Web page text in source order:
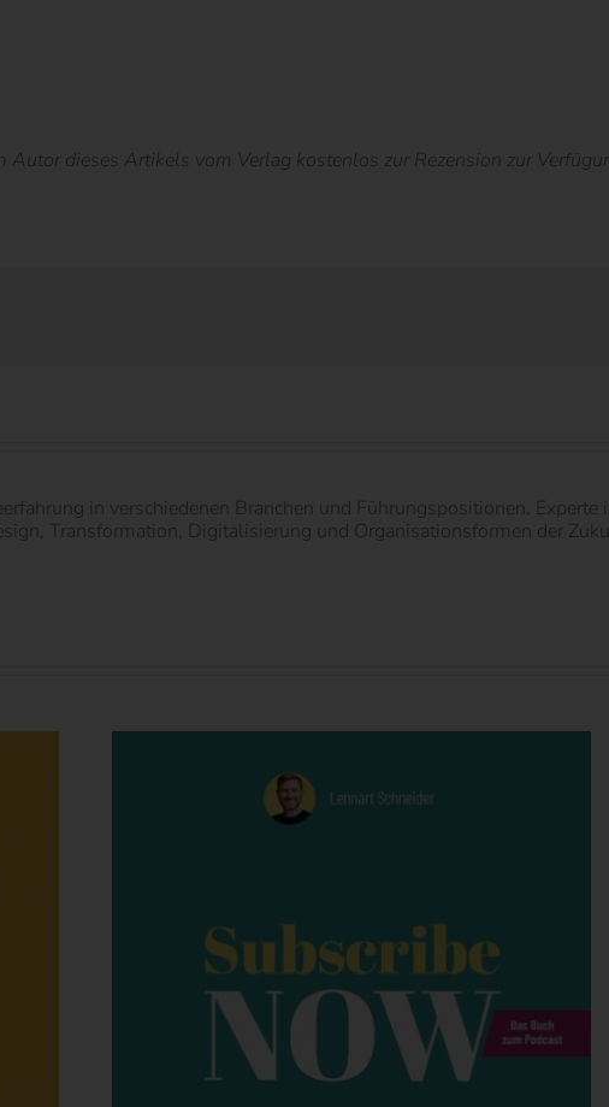
Autor dieses Artikels vom Verlag kostenlos zur Rezension zur
in verschiedenen Branchen und Führungspositionen.
Transformation, Digitalisierung und Organisationsformen der